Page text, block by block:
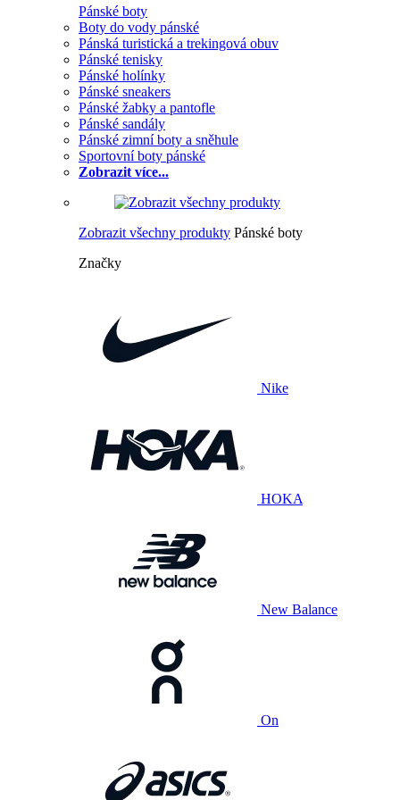
Pánské boty
Boty do vody pánské
Pánská turistická a trekingová obuv
Pánské tenisky
Pánské holínky
Pánské sneakers
Pánské žabky a pantofle
Pánské sandály
Pánské zimní boty a sněhule
Sportovní boty pánské
Zobrazit více...
Zobrazit všechny produkty Pánské boty
Značky
Nike
HOKA
New Balance
On